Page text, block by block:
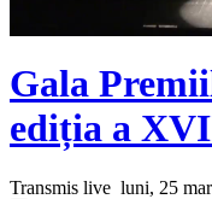
Gala
ediția a
Transmis live luni, 25